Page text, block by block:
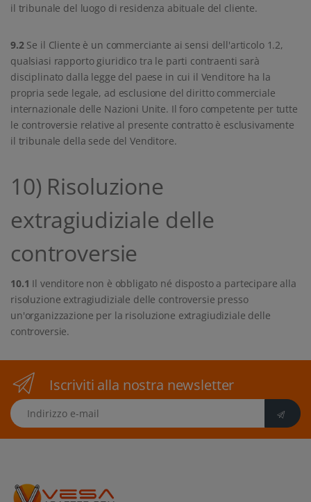
il tribunale del luogo di residenza abituale del cliente.
9.2Se il Cliente è un commerciante ai sensi dell'articolo 1.2,
qualsiasi rapporto giuridico tra le parti contraenti sarà
disciplinato dalla legge del paese in cui il Venditore ha la
propria sede legale, ad esclusione del diritto commerciale
internazionale delle Nazioni Unite. Il foro competente per tutte
le controversie relative al presente contratto è esclusivamente
il tribunale della sede del Venditore.
10) Risoluzione
extragiudiziale delle
controversie
10.1 Il venditore non è obbligato né disposto a partecipare alla
risoluzione extragiudiziale delle controversie presso
un'organizzazione per la risoluzione extragiudiziale delle
controversie.
Iscriviti alla nostra newsletter
Indirizzo e-mail